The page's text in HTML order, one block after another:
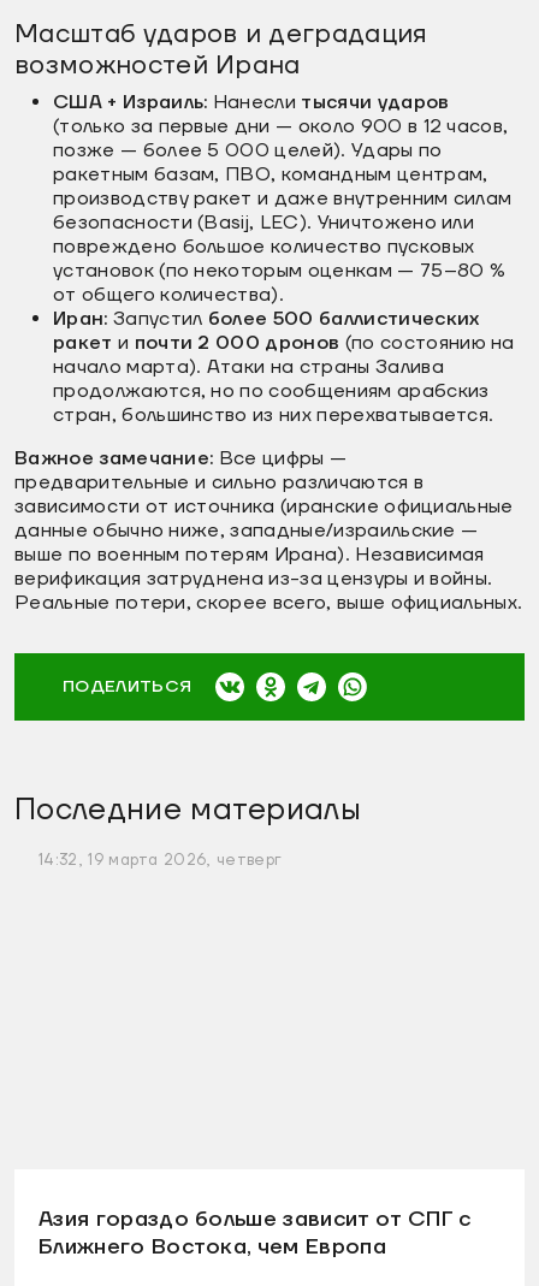
Масштаб ударов и деградация
возможностей Ирана
США + Израиль: Нанесли тысячи ударов
(только за первые дни — около 900 в 12 часов,
позже — более 5 000 целей). Удары по
ракетным базам, ПВО, командным центрам,
производству ракет и даже внутренним силам
безопасности (Basij, LEC). Уничтожено или
повреждено большое количество пусковых
установок (по некоторым оценкам — 75–80 %
от общего количества).
Иран: Запустил более 500 баллистических
ракет и почти 2 000 дронов (по состоянию на
начало марта). Атаки на страны Залива
продолжаются, но по сообщениям арабскиз
стран, большинство из них перехватывается.
Важное замечание: Все цифры —
предварительные и сильно различаются в
зависимости от источника (иранские официальные
данные обычно ниже, западные/израильские —
выше по военным потерям Ирана). Независимая
верификация затруднена из-за цензуры и войны.
Реальные потери, скорее всего, выше официальных.
ПОДЕЛИТЬСЯ
Последние материалы
14:32, 19 марта 2026, четверг
Азия гораздо больше зависит от СПГ с
Ближнего Востока, чем Европа